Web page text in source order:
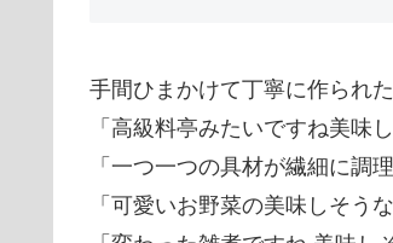
手間ひまかけて丁寧に作られ
「高級料亭みたいですね美味し
「一つ一つの具材が繊細に調
「可愛いお野菜の美味しそう